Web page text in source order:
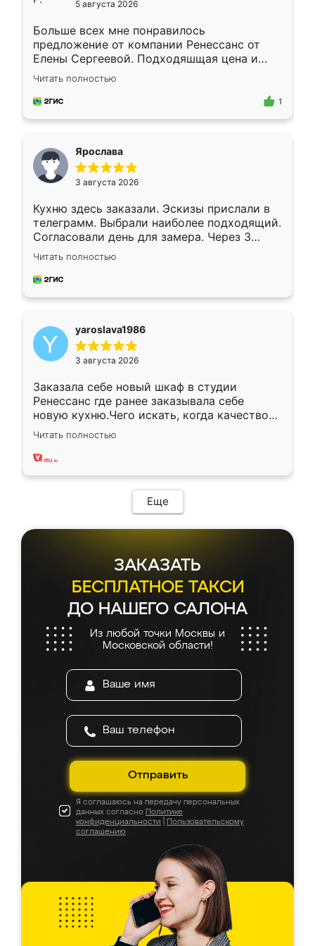
5 августа 2026
Больше всех мне понравилось
предложение от компании Ренессанс от
Елены Сергеевой. Подходяшщая цена и
короткие сроки изготовления. Приехавший
для замера сотрудник Владислав
предложил по моему эскизу самый
Читать полностью
1
Ярослава
3 августа 2026
Кухню здесь заказали. Эскизы прислали в
телеграмм. Выбрали наиболее подходящий.
Согласовали день для замера. Через 3
недели кухня была уже готова. Остались
довольны работой. Спасибо Ренессанс
мебель за качественную работу!
Читать полностью
yaroslava1986
3 августа 2026
Заказала себе новый шкаф в студии
Ренессанс где ранее заказывала себе
новую кухню.Чего искать, когда качеством
вполне довольна. Служит кухня уже почти
два года, нареканий нет.
Читать полностью
Еще
ЗАКАЗАТЬ
БЕСПЛАТНОЕ ТАКСИ
ДО НАШЕГО САЛОНА
Из любой точки Москвы и
Московской области!
Отправить
Я соглашаюсь на передачу персональных
данных согласно Политике
конфиденциальности
Пользовательскому
соглашению